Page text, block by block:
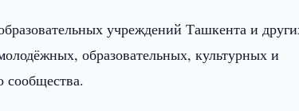
учреждений Ташкента и
образовательных, культурных и
сообщества.